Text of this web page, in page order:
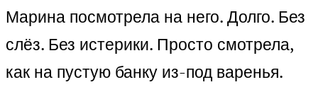
Марина посмотрела на него. Долго. Без
слёз. Без истерики. Просто смотрела,
как на пустую банку из-под варенья.